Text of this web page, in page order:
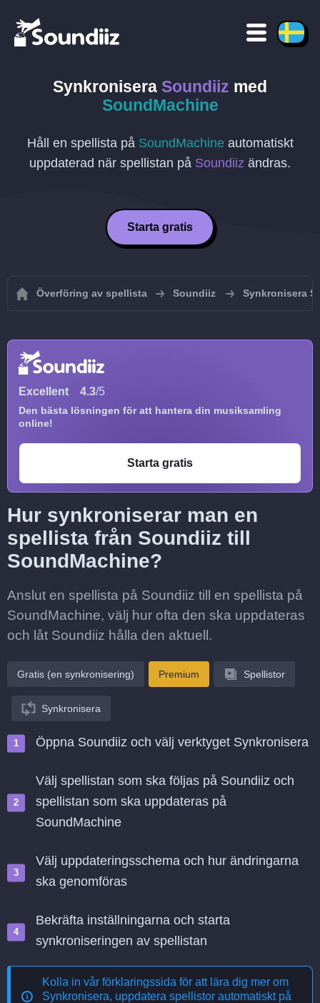
Synkronisera Soundiiz med
SoundMachine
Håll en spellista på SoundMachine automatiskt
uppdaterad när spellistan på Soundiiz ändras.
Starta gratis
Överföring av spellista Soundiiz Synkronisera
Excellent 4.3/5
Den bästa lösningen för att hantera din musiksamling
online!
Starta gratis
Hur synkroniserar man en
spellista från Soundiiz till
SoundMachine?
Anslut en spellista på Soundiiz till en spellista på
SoundMachine, välj hur ofta den ska uppdateras
och låt Soundiiz hålla den aktuell.
Gratis (en synkronisering) Premium Spellistor
Synkronisera
Öppna Soundiiz och välj verktyget Synkronisera
Välj spellistan som ska följas på Soundiiz och
spellistan som ska uppdateras på
SoundMachine
Välj uppdateringsschema och hur ändringarna
ska genomföras
Bekräfta inställningarna och starta
synkroniseringen av spellistan
Kolla in vår förklaringssida för att lära dig mer om
Synkronisera, uppdatera spellistor automatiskt på